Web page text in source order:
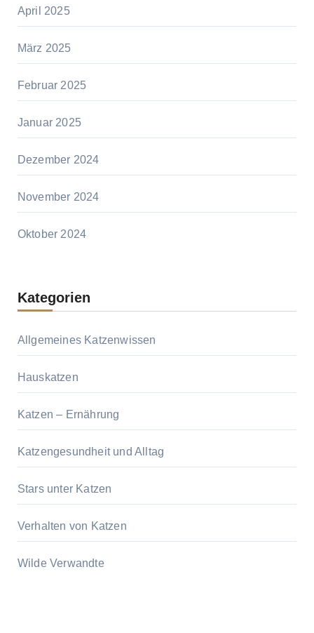
April 2025
März 2025
Februar 2025
Januar 2025
Dezember 2024
November 2024
Oktober 2024
Kategorien
Allgemeines Katzenwissen
Hauskatzen
Katzen – Ernährung
Katzengesundheit und Alltag
Stars unter Katzen
Verhalten von Katzen
Wilde Verwandte